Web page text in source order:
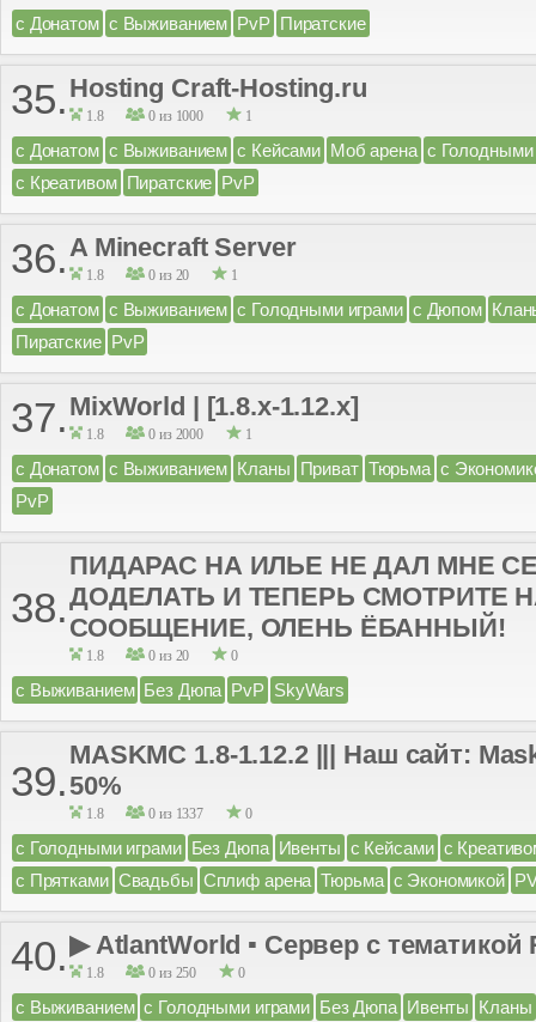
с Донатом с Выживанием PvP Пиратские
35. Hosting Craft-Hosting.ru
1.8 0 из 1000 1
с Донатом с Выживанием с Кейсами Моб арена с Голодными
с Креативом Пиратские PvP
36.A Minecraft Server
1.8 0 из 20 1
с Донатом с Выживанием с Голодными играми с Дюпом
Пиратские PvP
37. MixWorld | [1.8.x-1.12.x]
1.8 0 из 2000 1
с Донатом с Выживанием Кланы Приват Тюрьма с
PvP
38.
ПИДАРАС НА ИЛЬЕ НЕ ДАЛ МНЕ
ДОДЕЛАТЬ И ТЕПЕРЬ СМОТРИТЕ
СООБЩЕНИЕ, ОЛЕНЬ ЁБАННЫЙ!
1.8 0 из 20 0
с Выживанием Без Дюпа PvP SkyWars
39.
MASKMC 1.8-1.12.2 ||| Наш сайт:
50%
1.8 0 из 1337 0
с Голодными играми Без Дюпа Ивенты с Кейсами с
с Прятками Свадьбы Сплиф арена Тюрьма с Экономикой
40.▶ AtlantWorld ▪ Сервер с тематикой
1.8 0 из 250 0
с Выживанием с Голодными играми Без Дюпа Ивенты Кланы